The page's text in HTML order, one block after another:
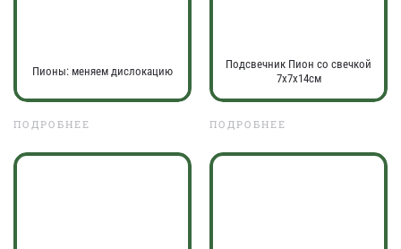
Пионы: меняем дислокацию
ПОДРОБНЕЕ
Подсвечник Пион со свечкой
7х7х14см
ПОДРОБНЕЕ